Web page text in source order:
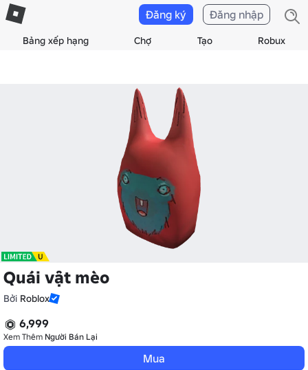
Bảng xếp hạng Chợ Tạo Robux
Đăng ký Đăng nhập
Quái vật mèo
Bởi Roblox
6,999
Xem Thêm Người Bán Lại
Mua